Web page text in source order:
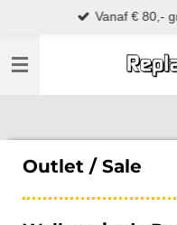
naar
Vanaf € 80,-
Outlet / Sale